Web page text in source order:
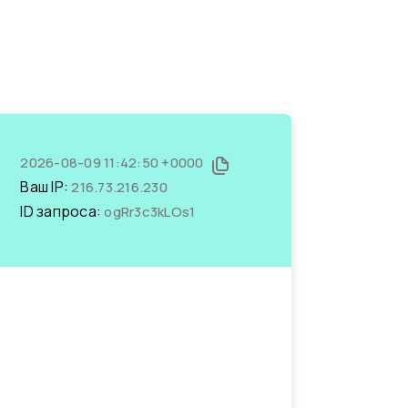
2026-08-09 11:42:50 +0000
Ваш IP:216.73.216.230
ID запроса:ogRr3c3kLOs1